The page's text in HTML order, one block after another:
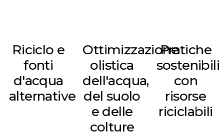
Riciclo e
fonti
d'acqua
alternative
Ottimizzazione
olistica
dell'acqua,
del suolo
e delle
colture
Pratiche
sostenibili
con
risorse
riciclabili